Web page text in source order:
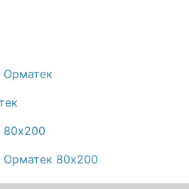
Орматек
80х200
80х200